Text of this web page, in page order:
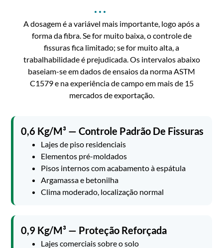
A dosagem é a variável mais importante, logo após a
forma da fibra. Se for muito baixa, o controle de
fissuras fica limitado; se for muito alta, a
trabalhabilidade é prejudicada. Os intervalos abaixo
baseiam-se em dados de ensaios da norma ASTM
C1579 e na experiência de campo em mais de 15
mercados de exportação.
0,6 Kg/m³ — Controle Padrão De Fissuras
Lajes de piso residenciais
Elementos pré-moldados
Pisos internos com acabamento à espátula
Argamassa e betonilha
Clima moderado, localização normal
0,9 Kg/m³ — Proteção Reforçada
Lajes comerciais sobre o solo